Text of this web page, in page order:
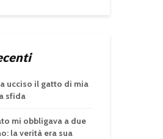
ucciso il gatto di mia
sfida
mi obbligava a due
la verità era sua